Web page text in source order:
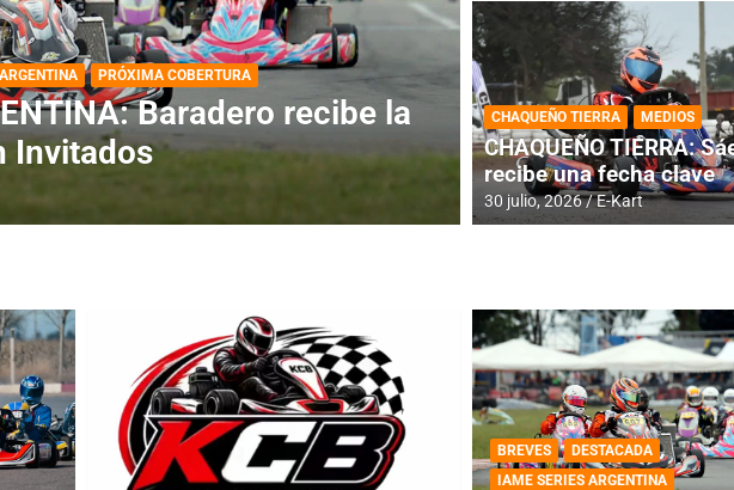
Horarios para la
DESTACADA INFORME CENTRAL
RMC BUENOS
histórica en
4 agosto, 2026 E-Kart
CHAQUEÑO TIERRA MEDIOS
CHAQUEÑO TIERRA:
recibe una fecha clave
30 julio, 2026 E-Kart
BREVES
DESTACADA
IAME SERIES ARGENTINA